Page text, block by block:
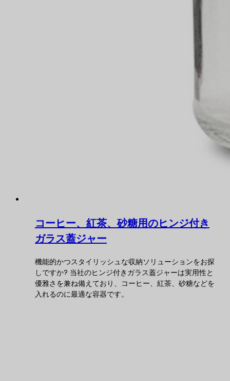
コーヒー、紅茶、砂糖用のヒンジ付き
ガラス蓋ジャー
機能的かつスタイリッシュな収納ソリューションをお探
しですか? 当社のヒンジ付きガラス蓋ジャーは実用性と
優雅さを兼ね備えており、コーヒー、紅茶、砂糖などを
入れるのに最適な容器です。